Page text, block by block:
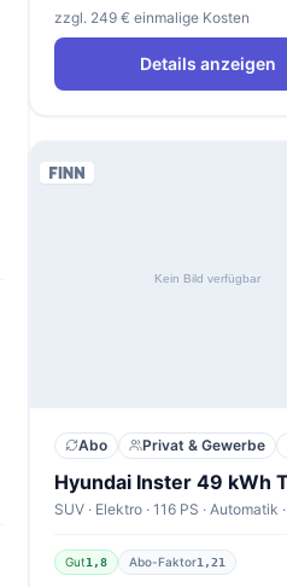
zzgl. 249 € einmalige Kosten
Details anzeigen
Abo Privat & Gewerbe
Hyundai Inster 49 kWh
Gut1,8 Abo-Faktor1,21